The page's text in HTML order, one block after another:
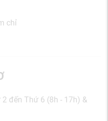
chỉ
đến Thứ 6 (8h - 17h) &